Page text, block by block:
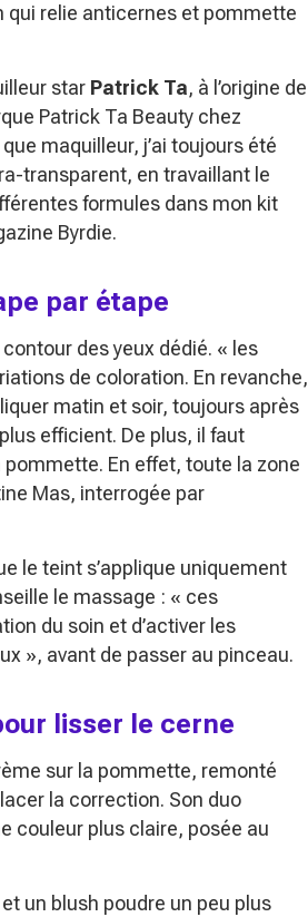
qui relie anticernes et pommette
star Patrick Ta, à l’origine de
Patrick Ta Beauty chez
maquilleur, j’ai toujours été
transparent, en travaillant le
formules dans mon kit
Byrdie.
par étape
des yeux dédié. « les
de coloration. En revanche,
matin et soir, toujours après
efficient. De plus, il faut
pommette. En effet, toute la zone
Mas, interrogée par
le teint s’applique uniquement
le massage : « ces
du soin et d’activer les
», avant de passer au pinceau.
lisser le cerne
sur la pommette, remonté
la correction. Son duo
couleur plus claire, posée au
un blush poudre un peu plus